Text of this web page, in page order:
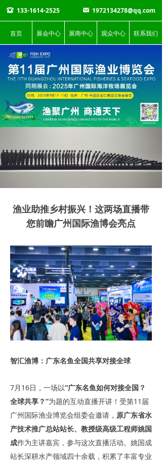
뀰 133-1614-2525 낂 1972134278@qq.com
首页 展会中心 展商中心 观众中心 联系我们
渔业助推乡村振兴！这两场直播带
您前瞻广州国际渔博会亮点
智汇渔博：广东名鱼全国共享对接全球
7月16日，一场以“广东名鱼如何对接全国？
全球共享？”为题的互动直播开讲！受第11届
广州国际渔业博览会组委会邀请， 原广东省水
产技术推广总站站长、教授级高级工程师姚国
成作为主讲嘉宾，参与这次直播活动。姚国成
站长深耕水产领域四十余载，积累了丰富专业